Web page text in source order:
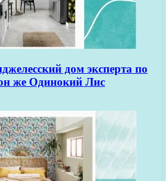
дом эксперта по
же Одинокий Лис